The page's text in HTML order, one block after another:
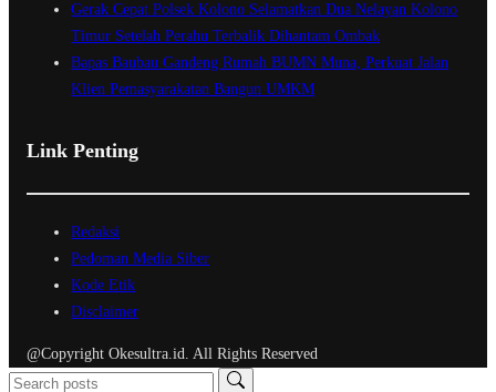
Gerak Cepat Polsek Kolono Selamatkan Dua Nelayan Kolono
Timur Setelah Perahu Terbalik Dihantam Ombak
Bapas Baubau Gandeng Rumah BUMN Muna, Perkuat Jalan
Klien Pemasyarakatan Bangun UMKM
Link Penting
Redaksi
Pedoman Media Siber
Kode Etik
Disclaimer
@Copyright Okesultra.id. All Rights Reserved